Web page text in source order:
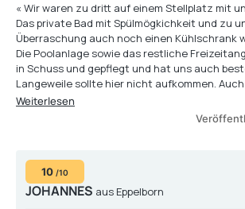
« Wir waren zu dritt auf einem Stellplatz mit
Das private Bad mit Spülmögkichkeit und zu
Überraschung auch noch einen Kühlschrank
Die Poolanlage sowie das restliche
in Schuss und gepflegt und hat uns auch
Langeweile sollte hier nicht aufkommen.
dass der Platz an sich nicht so groß ist und
Weiterlesen
10 /10
JOHANNES aus Eppelborn